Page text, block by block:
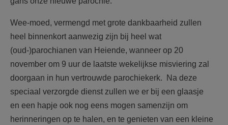
Wee-moed, vermengd met grote dankbaarheid zullen
heel binnenkort aanwezig zijn bij heel wat
(oud-)parochianen van Heiende, wanneer op 20
november om 9 uur de laatste wekelijkse misviering zal
doorgaan in hun vertrouwde parochiekerk. Na deze
speciaal verzorgde dienst zullen we er bij een glaasje
en een hapje ook nog eens mogen samenzijn om
herinneringen op te halen, en te genieten van een kleine